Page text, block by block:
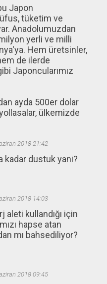
Japon
tüketim ve
Anadolumuzdan
yerli ve milli
Hem üretsinler,
de ilerde
Japoncularımız
ayda 500er dolar
ülkemizde
2018 21:42
kadar dustuk yani?
2018 14:03
aleti kullandığı için
hapse atan
mı bahsediliyor?
2018 09:45